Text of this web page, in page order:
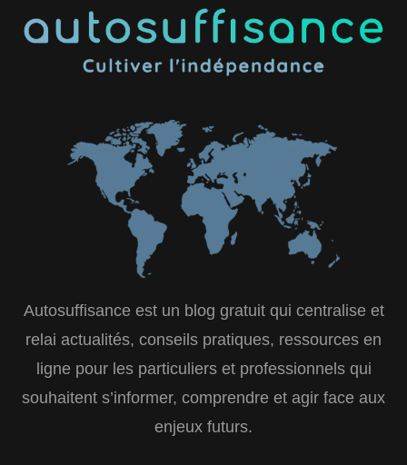
Autosuffisance est un blog gratuit qui centralise et
relai actualités, conseils pratiques, ressources en
ligne pour les particuliers et professionnels qui
souhaitent s’informer, comprendre et agir face aux
enjeux futurs.